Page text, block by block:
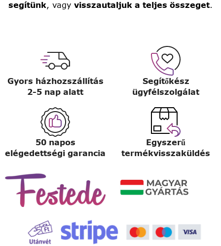
segítünk, vagy visszautaljuk a teljes összeget.
Gyors házhozszállítás
2-5 nap alatt
Segítőkész
ügyfélszolgálat
50 napos
elégedettségi garancia
Egyszerű
termékvisszaküldés